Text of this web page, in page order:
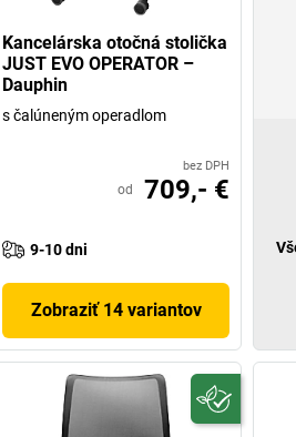
Kancelárska otočná stolička
JUST EVO OPERATOR –
Dauphin
s čalúneným operadlom
bez DPH
od 709,- €
9-10 dni
Zobraziť 14 variantov